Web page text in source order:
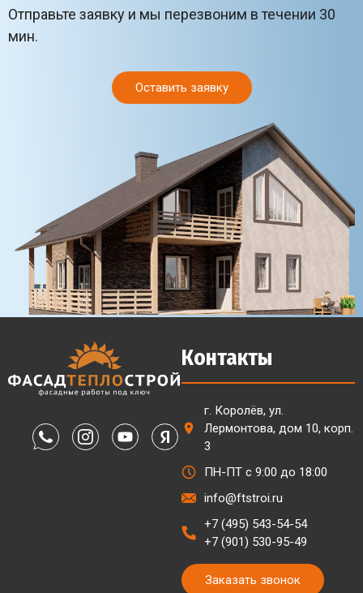
Отправьте заявку и мы перезвоним в течении 30
мин.
Оставить заявку
Контакты
г. Королёв, ул.
Лермонтова, дом 10, корп.
3
ПН-ПТ с 9:00 до 18:00
info@ftstroi.ru
+7 (495) 543-54-54
+7 (901) 530-95-49
Заказать звонок